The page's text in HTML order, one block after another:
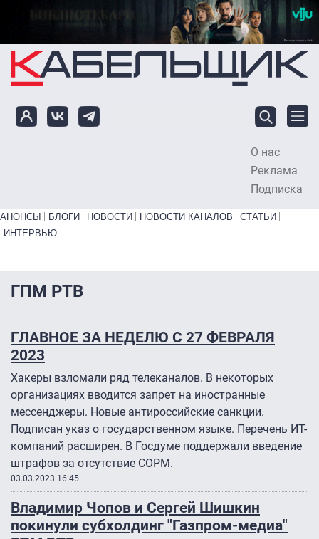
Перейти к основному содержанию
О нас
Реклама
Подписка
Primary links bottom
АНОНСЫ БЛОГИ НОВОСТИ НОВОСТИ КАНАЛОВ
СТАТЬИ
ИНТЕРВЬЮ
ГПМ РТВ
ГЛАВНОЕ ЗА НЕДЕЛЮ С 27 ФЕВРАЛЯ
2023
Хакеры взломали ряд телеканалов. В некоторых
организациях вводится запрет на иностранные
мессенджеры. Новые антироссийские санкции.
Подписан указ о государственном языке. Перечень ИТ-
компаний расширен. В Госдуме поддержали введение
штрафов за отсутствие СОРМ.
03.03.2023 16:45
Владимир Чопов и Сергей Шишкин
покинули субхолдинг "Газпром-медиа"